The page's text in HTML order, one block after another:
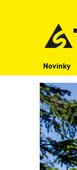
Novinky